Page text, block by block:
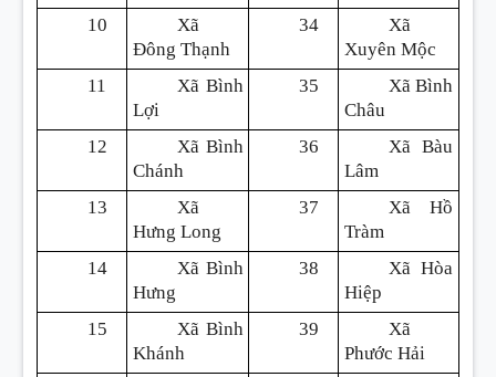
10
Xã
Đông Thạnh
34
Xã
Xuyên Mộc
11
Xã Bình
Lợi
35
Xã Bình
Châu
12
Xã Bình
Chánh
36
Xã Bàu
Lâm
13
Xã
Hưng Long
37
Xã Hồ
Tràm
14
Xã Bình
Hưng
38
Xã Hòa
Hiệp
15
Xã Bình
Khánh
39
Xã
Phước Hải